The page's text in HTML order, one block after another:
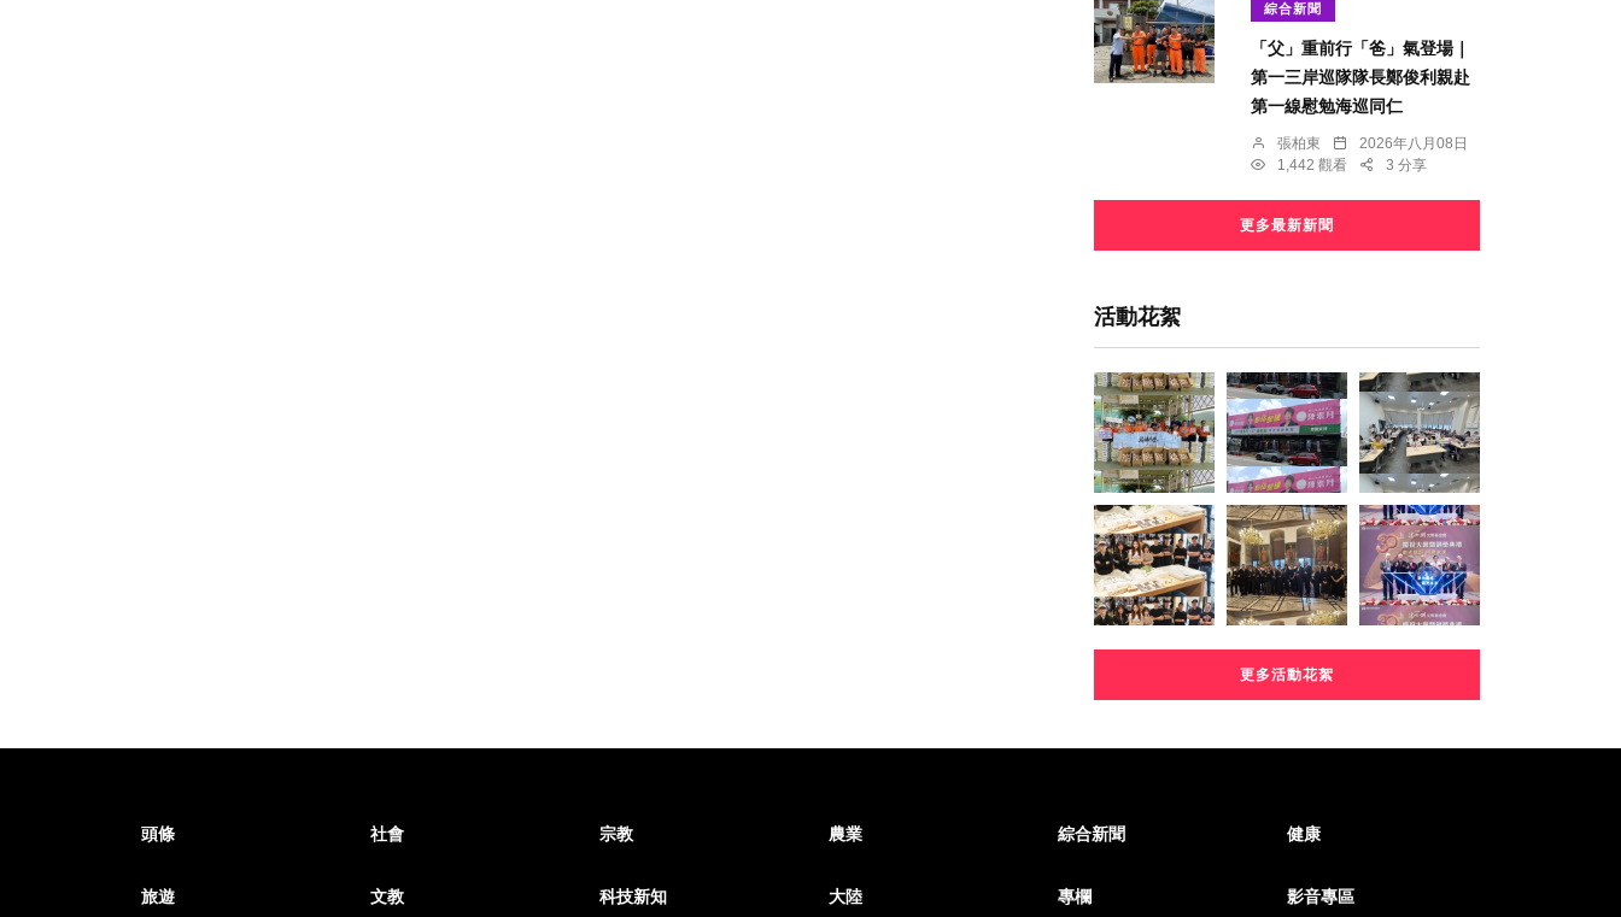
綜合新聞
「父」重前行「爸」氣登場｜
第一三岸巡隊隊長鄭俊利親赴
第一線慰勉海巡同仁
張柏東
2026年八月08日
1,442 觀看
3 分享
更多最新新聞
活動花絮
更多活動花絮
頭條 社會 宗教 農業 綜合新聞 健康
旅遊 文教 科技新知 大陸 專欄 影音專區